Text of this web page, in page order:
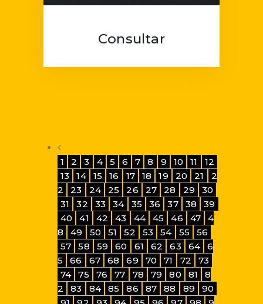
Consultar
1 2 3 4 5 6 7 8 9 10 11
12
13
14 15 16 17 18 19 20 21
2
2
23 24 25 26 27 28 29
30
31
32 33 34 35 36 37 38
39
40
41 42 43 44 45 46 47
4
8
49 50 51 52 53 54 55
56
57
58 59 60 61 62 63 64
6
5
66 67 68 69 70 71 72
73
74
75 76 77 78 79 80 81
8
2
83 84 85 86 87 88 89
90